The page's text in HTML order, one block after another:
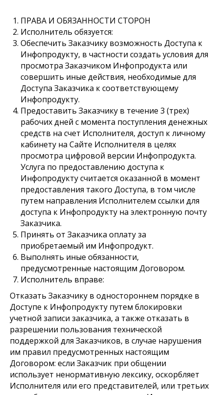
ПРАВА И ОБЯЗАННОСТИ СТОРОН
Исполнитель обязуется:
Обеспечить Заказчику возможность Доступа к
Инфопродукту, в частности создать условия для
просмотра Заказчиком Инфопродукта или
совершить иные действия, необходимые для
Доступа Заказчика к соответствующему
Инфопродукту.
Предоставить Заказчику в течение 3 (трех)
рабочих дней с момента поступления денежных
средств на счет Исполнителя, доступ к личному
кабинету на Сайте Исполнителя в целях
просмотра цифровой версии Инфопродукта.
Услуга по предоставлению доступа к
Инфопродукту считается оказанной в момент
предоставления такого Доступа, в том числе
путем направления Исполнителем ссылки для
доступа к Инфопродукту на электронную почту
Заказчика.
Принять от Заказчика оплату за
приобретаемый им Инфопродукт.
Выполнять иные обязанности,
предусмотренные настоящим Договором.
Исполнитель вправе:
Отказать Заказчику в одностороннем порядке в
Доступе к Инфопродукту путем блокировки
учетной записи заказчика, а также отказать в
разрешении пользования технической
поддержкой для Заказчиков, в случае нарушения
им правил предусмотренных настоящим
Договором: если Заказчик при общении
использует ненормативную лексику, оскорбляет
Исполнителя или его представителей, или третьих